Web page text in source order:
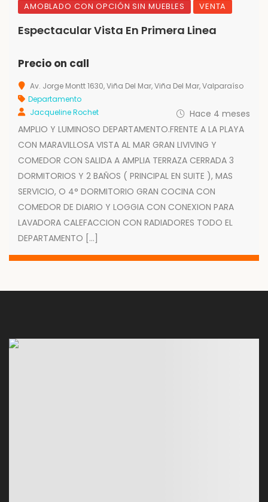
AMOBLADO CON OPCIÓN SIN MUEBLES VENTA
Espectacular Vista En Primera Linea
Precio on call
Av. Jorge Montt 1630, Viña Del Mar, Viña Del Mar, Valparaíso
Departamento
Jacqueline Rochet
Hace 4 meses
AMPLIO Y LUMINOSO DEPARTAMENTO.FRENTE A LA PLAYA
CON MARAVILLOSA VISTA AL MAR GRAN LIVIVING Y
COMEDOR CON SALIDA A AMPLIA TERRAZA CERRADA 3
DORMITORIOS Y 2 BAÑOS ( PRINCIPAL EN SUITE ), MAS
SERVICIO, O 4° DORMITORIO GRAN COCINA CON
COMEDOR DE DIARIO Y LOGGIA CON CONEXION PARA
LAVADORA CALEFACCION CON RADIADORES TODO EL
DEPARTAMENTO […]